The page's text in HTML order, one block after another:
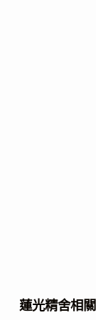
蓮光精舍相